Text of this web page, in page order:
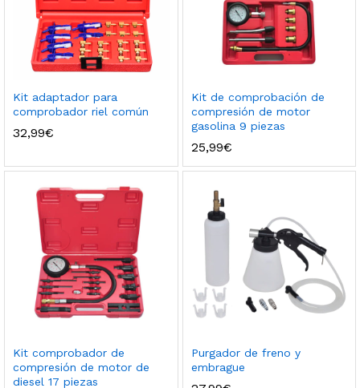
Kit adaptador para
comprobador riel común
32,99€
Kit de comprobación de
compresión de motor
gasolina 9 piezas
25,99€
Kit comprobador de
compresión de motor de
diesel 17 piezas
Purgador de freno y
embrague